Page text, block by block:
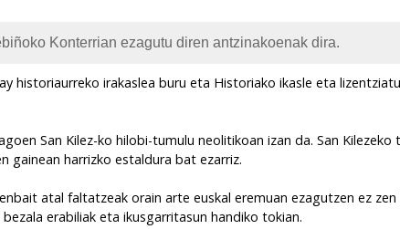
Konterrian ezagutu diren antzinakoenak dira.
historiaurreko irakaslea buru eta Historiako ikasle eta
San Kilez-ko hilobi-tumulu neolitikoan izan da. San
gainean harrizko estaldura bat ezarriz.
atal faltatzeak orain arte euskal eremuan ezagutzen ez
erabiliak eta ikusgarritasun handiko tokian.